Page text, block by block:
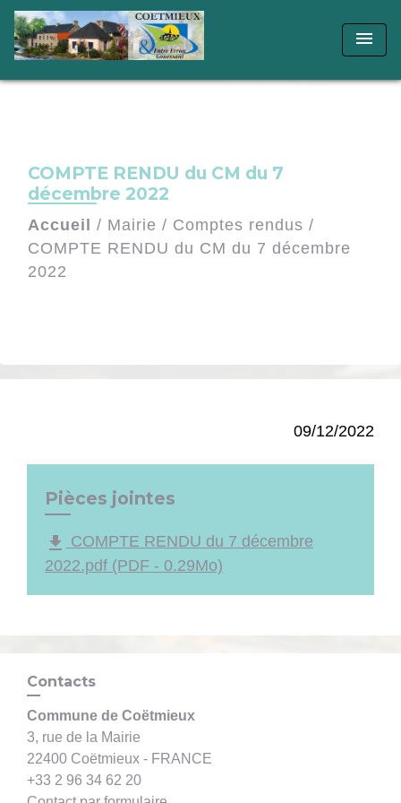
menu
COMPTE RENDU du CM du 7
décembre 2022
Accueil / Mairie / Comptes rendus /
COMPTE RENDU du CM du 7 décembre
2022
09/12/2022
Pièces jointes
file_download COMPTE RENDU du 7 décembre
2022.pdf (PDF - 0.29Mo)
Contacts
Commune de Coëtmieux
3, rue de la Mairie
22400 Coëtmieux - FRANCE
+33 2 96 34 62 20